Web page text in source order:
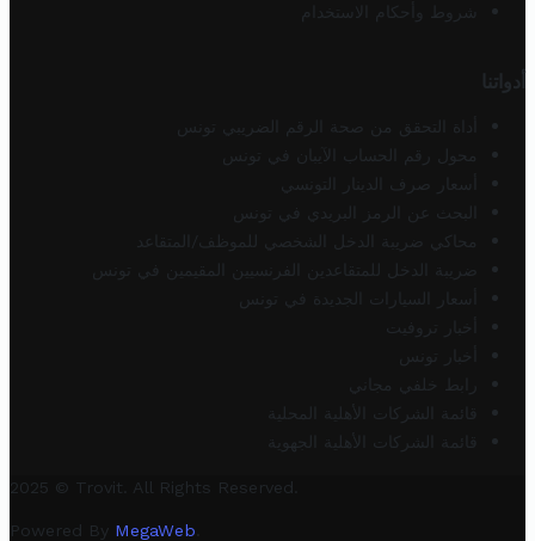
شروط وأحكام الاستخدام
أدواتنا
أداة التحقق من صحة الرقم الضريبي تونس
محول رقم الحساب الآيبان في تونس
أسعار صرف الدينار التونسي
البحث عن الرمز البريدي في تونس
محاكي ضريبة الدخل الشخصي للموظف/المتقاعد
ضريبة الدخل للمتقاعدين الفرنسيين المقيمين في تونس
أسعار السيارات الجديدة في تونس
أخبار تروفيت
أخبار تونس
رابط خلفي مجاني
قائمة الشركات الأهلية المحلية
قائمة الشركات الأهلية الجهوية
2025 © Trovit. All Rights Reserved.
Powered By MegaWeb